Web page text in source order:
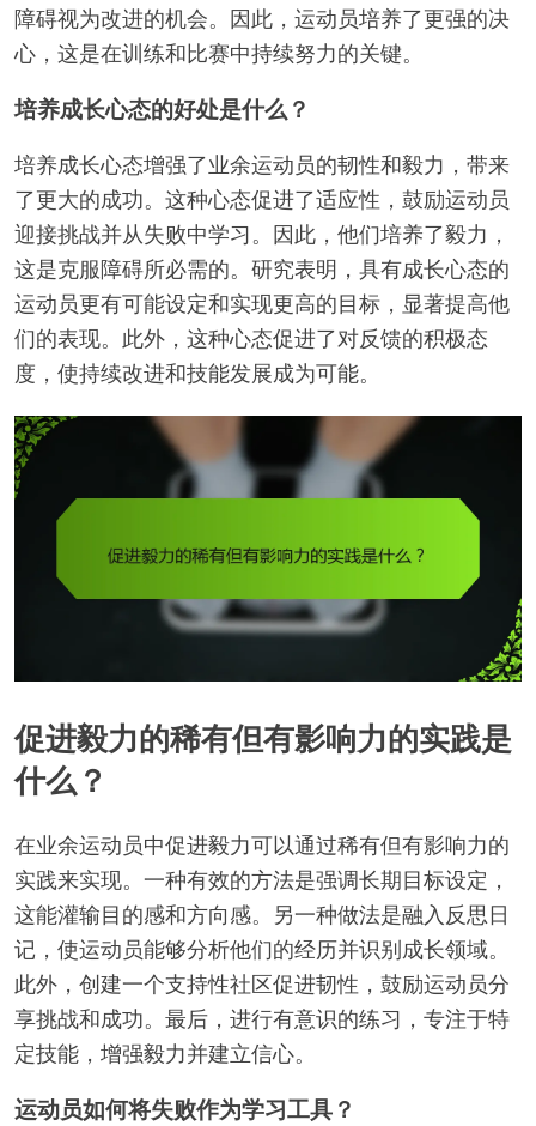
障碍视为改进的机会。因此，运动员培养了更强的决
心，这是在训练和比赛中持续努力的关键。
培养成长心态的好处是什么？
培养成长心态增强了业余运动员的韧性和毅力，带来
了更大的成功。这种心态促进了适应性，鼓励运动员
迎接挑战并从失败中学习。因此，他们培养了毅力，
这是克服障碍所必需的。研究表明，具有成长心态的
运动员更有可能设定和实现更高的目标，显著提高他
们的表现。此外，这种心态促进了对反馈的积极态
度，使持续改进和技能发展成为可能。
促进毅力的稀有但有影响力的实践是
什么？
在业余运动员中促进毅力可以通过稀有但有影响力的
实践来实现。一种有效的方法是强调长期目标设定，
这能灌输目的感和方向感。另一种做法是融入反思日
记，使运动员能够分析他们的经历并识别成长领域。
此外，创建一个支持性社区促进韧性，鼓励运动员分
享挑战和成功。最后，进行有意识的练习，专注于特
定技能，增强毅力并建立信心。
运动员如何将失败作为学习工具？